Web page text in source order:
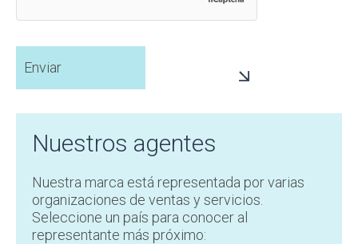
Nuestros agentes
Nuestra marca está representada por varias
organizaciones de ventas y servicios.
Seleccione un país para conocer al
representante más próximo: